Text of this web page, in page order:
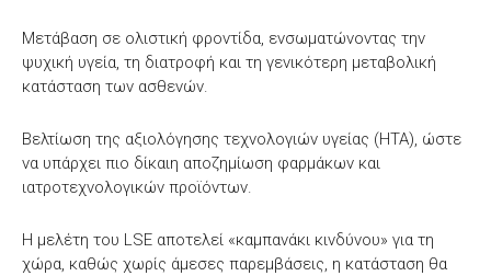
Μετάβαση σε ολιστική φροντίδα, ενσωματώνοντας την
ψυχική υγεία, τη διατροφή και τη γενικότερη μεταβολική
κατάσταση των ασθενών.
Βελτίωση της αξιολόγησης τεχνολογιών υγείας (HTA), ώστε
να υπάρχει πιο δίκαιη αποζημίωση φαρμάκων και
ιατροτεχνολογικών προϊόντων.
Η μελέτη του LSE αποτελεί «καμπανάκι κινδύνου» για τη
χώρα, καθώς χωρίς άμεσες παρεμβάσεις, η κατάσταση θα